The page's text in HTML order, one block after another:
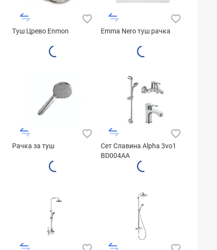
Туш Црево Enmon Emma Nero туш рачка
Рачка за туш
Сет Славина Alpha 3vo1
BD004AA